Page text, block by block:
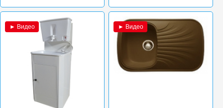
► Видео ► Видео